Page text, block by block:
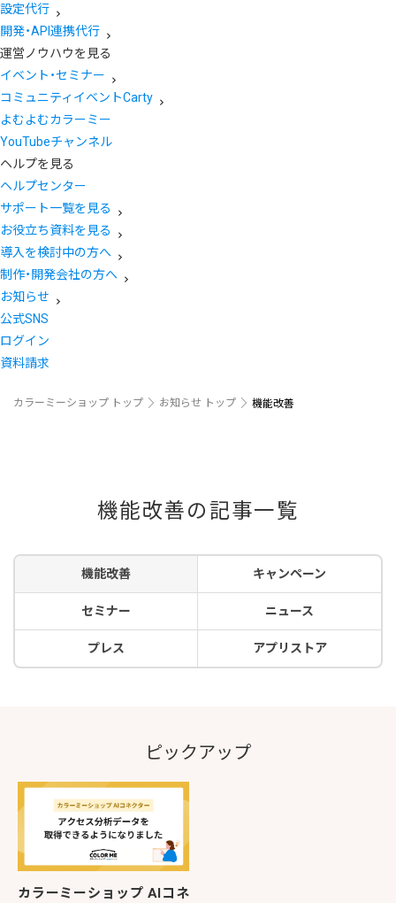
設定代行
開発・API連携代行
運営ノウハウを見る
イベント・セミナー
コミュニティイベントCarty
よむよむカラーミー
YouTubeチャンネル
ヘルプを見る
ヘルプセンター
サポート一覧を見る
お役立ち資料を見る
導入を検討中の方へ
制作・開発会社の方へ
お知らせ
公式SNS
ログイン
資料請求
カラーミーショップ トップ お知らせ トップ 機能改善
機能改善の記事一覧
機能改善 キャンペーン
セミナー ニュース
プレス アプリストア
ピックアップ
カラーミーショップ AIコネ